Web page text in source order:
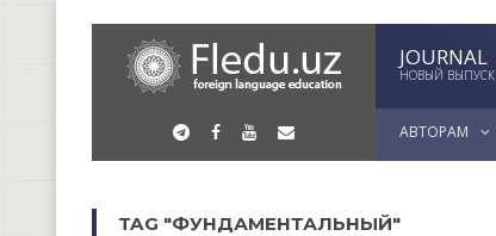
JOURNAL
НОВЫЙ ВЫПУСК
АВТОРАМ
TAG "ФУНДАМЕНТАЛЬНЫЙ"